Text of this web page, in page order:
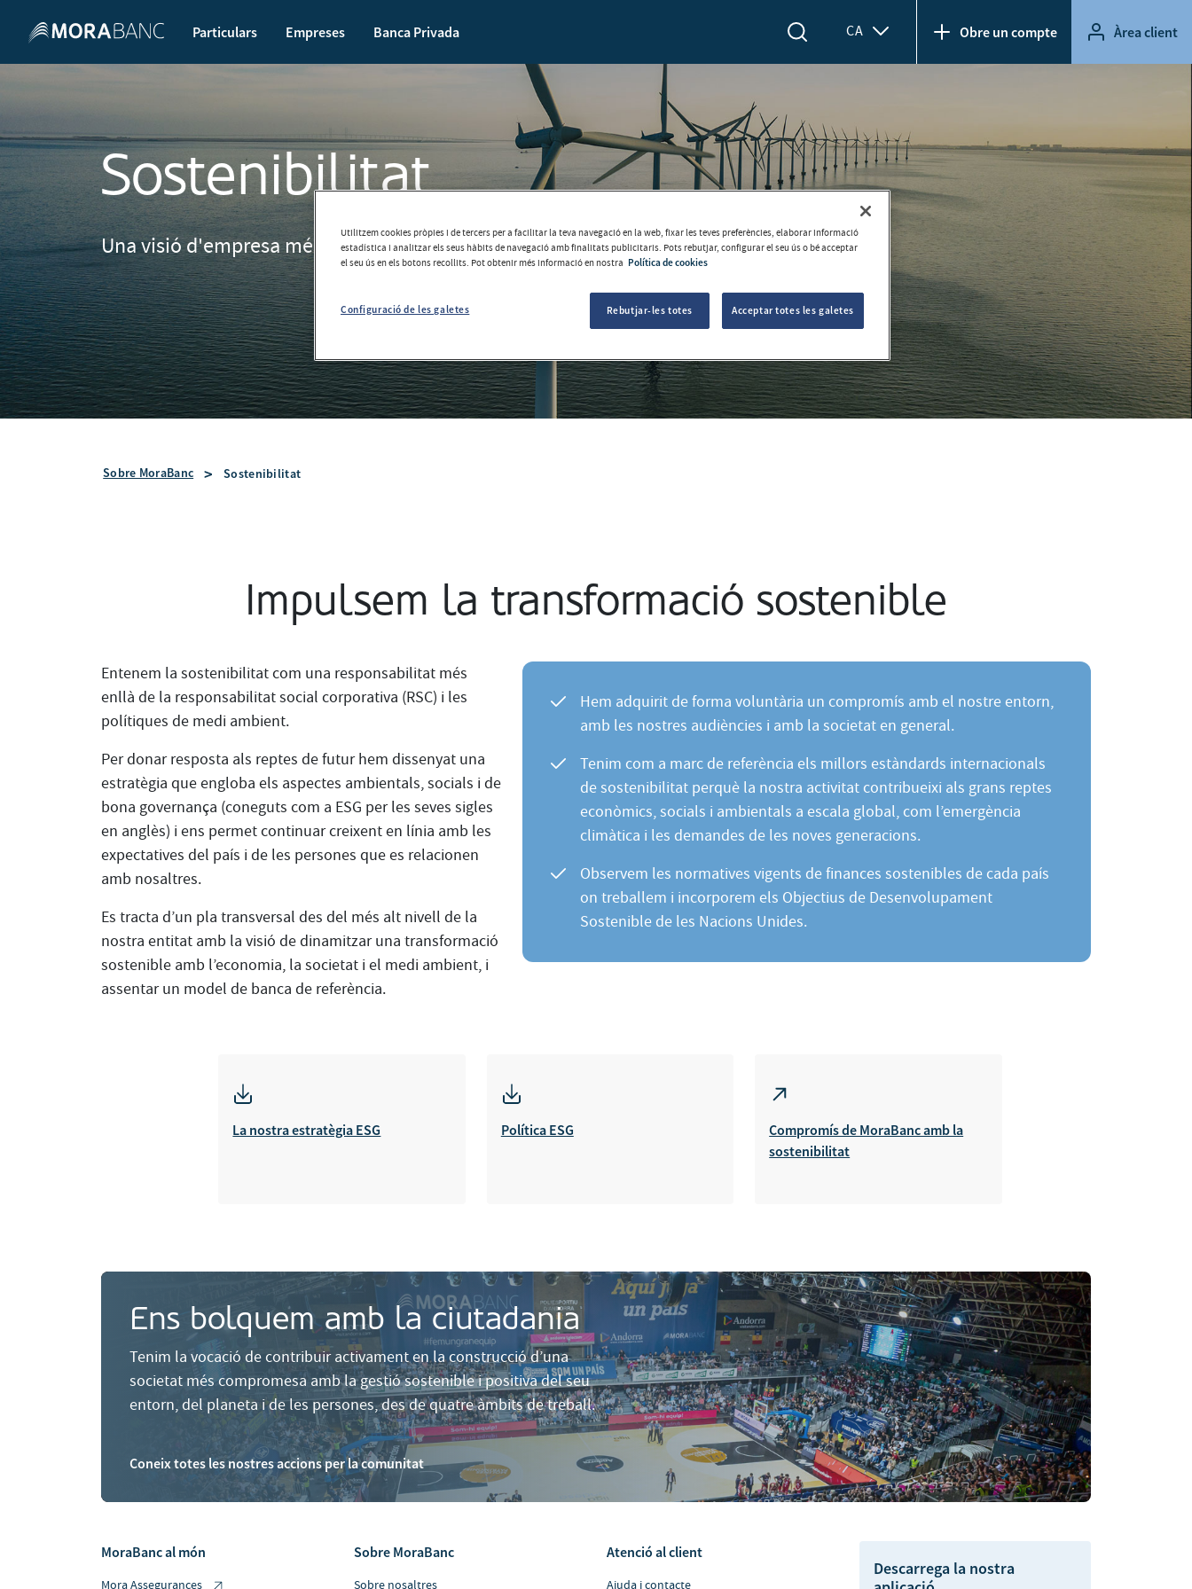
Particulars Empreses Banca Privada CA Obre un compte Àrea client
Sostenibilitat
Una visió d'empresa més enllà de les portes del banc
Sobre MoraBanc Sostenibilitat
Impulsem la transformació sostenible
Entenem la sostenibilitat com una responsabilitat més
enllà de la responsabilitat social corporativa (RSC) i les
polítiques de medi ambient.
Per donar resposta als reptes de futur hem dissenyat una
estratègia que engloba els aspectes ambientals, socials i de
bona governança (coneguts com a ESG per les seves sigles
en anglès) i ens permet continuar creixent en línia amb les
expectatives del país i de les persones que es relacionen
amb nosaltres.
Es tracta d’un pla transversal des del més alt nivell de la
nostra entitat amb la visió de dinamitzar una transformació
sostenible amb l’economia, la societat i el medi ambient, i
assentar un model de banca de referència.
Hem adquirit de forma voluntària un compromís amb el nostre entorn,
amb les nostres audiències i amb la societat en general.
Tenim com a marc de referència els millors estàndards internacionals
de sostenibilitat perquè la nostra activitat contribueixi als grans reptes
econòmics, socials i ambientals a escala global, com l’emergència
climàtica i les demandes de les noves generacions.
Observem les normatives vigents de finances sostenibles de cada país
on treballem i incorporem els Objectius de Desenvolupament
Sostenible de les Nacions Unides.
La nostra estratègia ESG Política ESG
Compromís de MoraBanc amb la
sostenibilitat
Ens bolquem amb la ciutadania
Tenim la vocació de contribuir activament en la construcció d’una
societat més compromesa amb la gestió sostenible i positiva del seu
entorn, del planeta i de les persones, des de quatre àmbits de treball.
Coneix totes les nostres accions per la comunitat
MoraBanc al món
Mora Assegurances
Sobre MoraBanc
Sobre nosaltres
Atenció al client
Ajuda i contacte
Descarrega la nostra
Utilitzem cookies pròpies i de tercers per a facilitar la teva navegació en la web, fixar les teves preferències, elaborar informació
estadística i analitzar els seus hàbits de navegació amb finalitats publicitaris. Pots rebutjar, configurar el seu ús o bé acceptar
el seu ús en els botons recollits. Pot obtenir més informació en nostra Política de cookies
Configuració de les galetes Rebutjar-les totes Acceptar totes les galetes